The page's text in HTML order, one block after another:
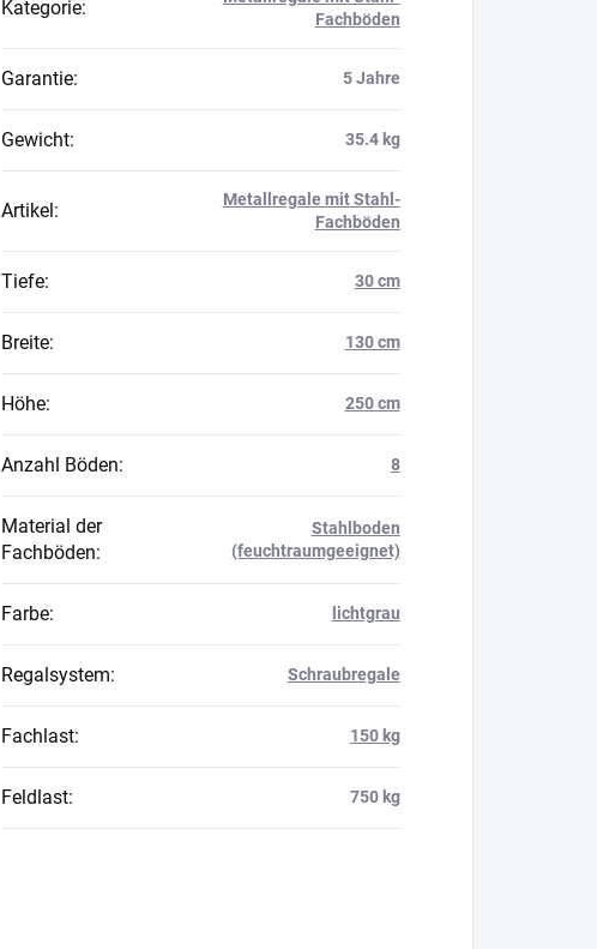
Kategorie:
Fachböden
Garantie: 5 Jahre
Gewicht: 35.4 kg
Artikel:
Metallregale mit Stahl-
Fachböden
Tiefe: 30 cm
Breite: 130 cm
Höhe: 250 cm
Anzahl Böden: 8
Material der
Fachböden:
Stahlboden
(feuchtraumgeeignet)
Farbe: lichtgrau
Regalsystem: Schraubregale
Fachlast: 150 kg
Feldlast: 750 kg